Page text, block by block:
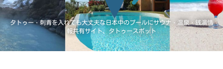
タトゥー・刺青を入れても大丈夫な日本中のプールにサウナ・温泉・銭湯情
報共有サイト、タトゥースポット